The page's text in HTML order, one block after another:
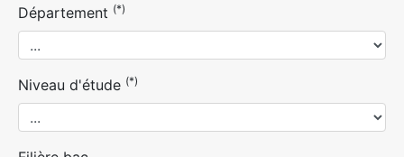
Département (*)
Niveau d'étude (*)